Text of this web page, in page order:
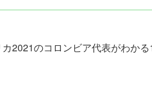
2021のコロンビア代表がわかる